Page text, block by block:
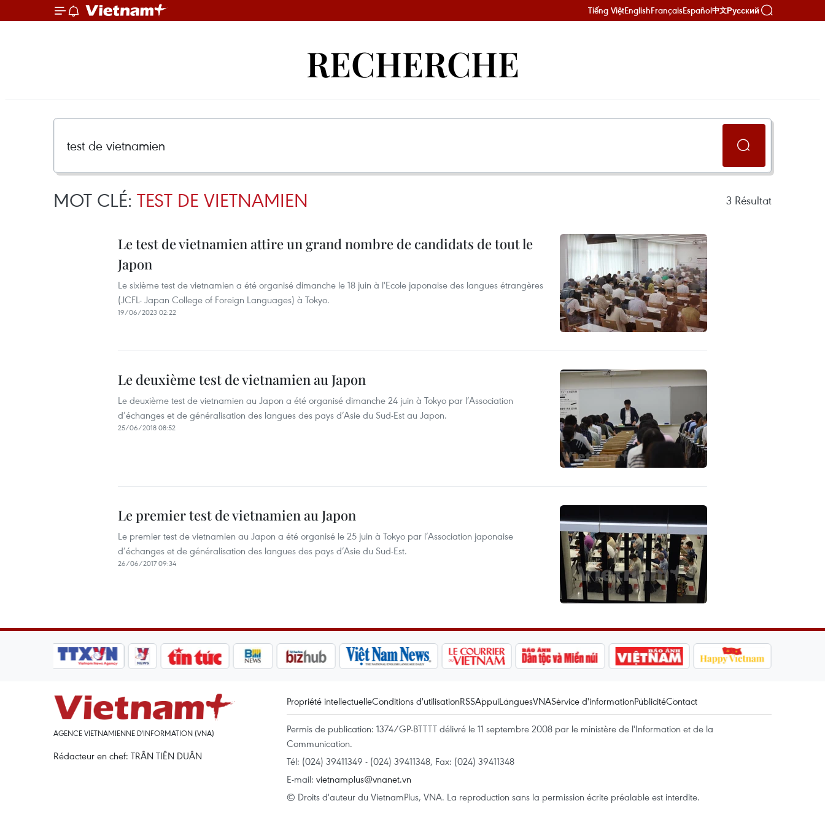
Tiếng ViệtEnglishFrançaisEspañol中文Русский
RECHERCHE
MOT CLÉ: TEST DE VIETNAMIEN 3 Résultat
Le test de vietnamien attire un grand nombre de candidats de tout le
Japon
Le sixième test de vietnamien a été organisé dimanche le 18 juin à l'Ecole japonaise des langues étrangères
(JCFL- Japan College of Foreign Languages) à Tokyo.
19/06/2023 02:22
Le deuxième test de vietnamien au Japon
Le deuxième test de vietnamien au Japon a été organisé dimanche 24 juin à Tokyo par l’Association
d’échanges et de généralisation des langues des pays d’Asie du Sud-Est au Japon.
25/06/2018 08:52
Le premier test de vietnamien au Japon
Le premier test de vietnamien au Japon a été organisé le 25 juin à Tokyo par l’Association japonaise
d’échanges et de généralisation des langues des pays d’Asie du Sud-Est.
26/06/2017 09:34
AGENCE VIETNAMIENNE D'INFORMATION (VNA)
Rédacteur en chef: TRÂN TIÊN DUÂN
Propriété intellectuelleConditions d'utilisationRSSAppuiLanguesVNAService d'informationPublicitéContact
Permis de publication: 1374/GP-BTTTT délivré le 11 septembre 2008 par le ministère de l'Information et de la
Communication.
Tél: (024) 39411349 - (024) 39411348, Fax: (024) 39411348
E-mail: vietnamplus@vnanet.vn
© Droits d'auteur du VietnamPlus, VNA. La reproduction sans la permission écrite préalable est interdite.